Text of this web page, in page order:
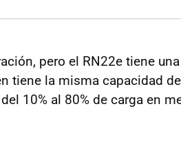
pero el RN22e tiene
tiene la misma capacidad
10% al 80% de carga en